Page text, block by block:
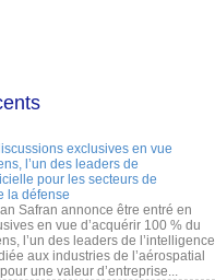
exclusives en vue
l’un des leaders de
pour les secteurs de
la défense
Safran annonce être entré en
en vue d’acquérir 100 % du
l’un des leaders de l’intelligence
aux industries de l’aérospatial
une valeur d’entreprise...